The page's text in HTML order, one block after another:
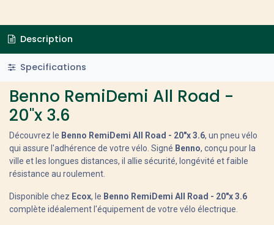
Description
Specifications
Benno RemiDemi All Road -
20"x 3.6
Découvrez le Benno RemiDemi All Road - 20"x 3.6, un pneu vélo
qui assure l'adhérence de votre vélo. Signé Benno, conçu pour la
ville et les longues distances, il allie sécurité, longévité et faible
résistance au roulement.
Disponible chez Ecox, le Benno RemiDemi All Road - 20"x 3.6
complète idéalement l'équipement de votre vélo électrique.